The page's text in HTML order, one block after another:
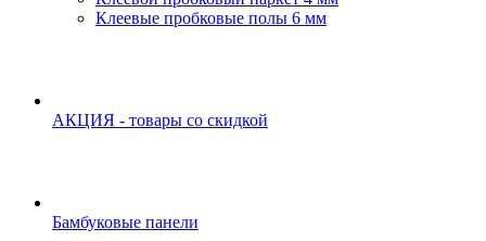
Клеевые пробковые полы 6 мм
АКЦИЯ - товары со скидкой
Бамбуковые панели